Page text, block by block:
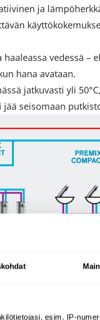
esim. IP-
ja
vedessä
hana avataan.
jatkuvasti yli
jää seisomaan